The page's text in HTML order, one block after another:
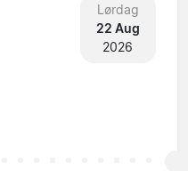
Lørdag
22 Aug
2026